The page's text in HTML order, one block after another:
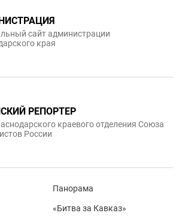
сайт администрации
края
РЕПОРТЕР
краевого отделения Союза
России
Панорама
«Битва за Кавказ»